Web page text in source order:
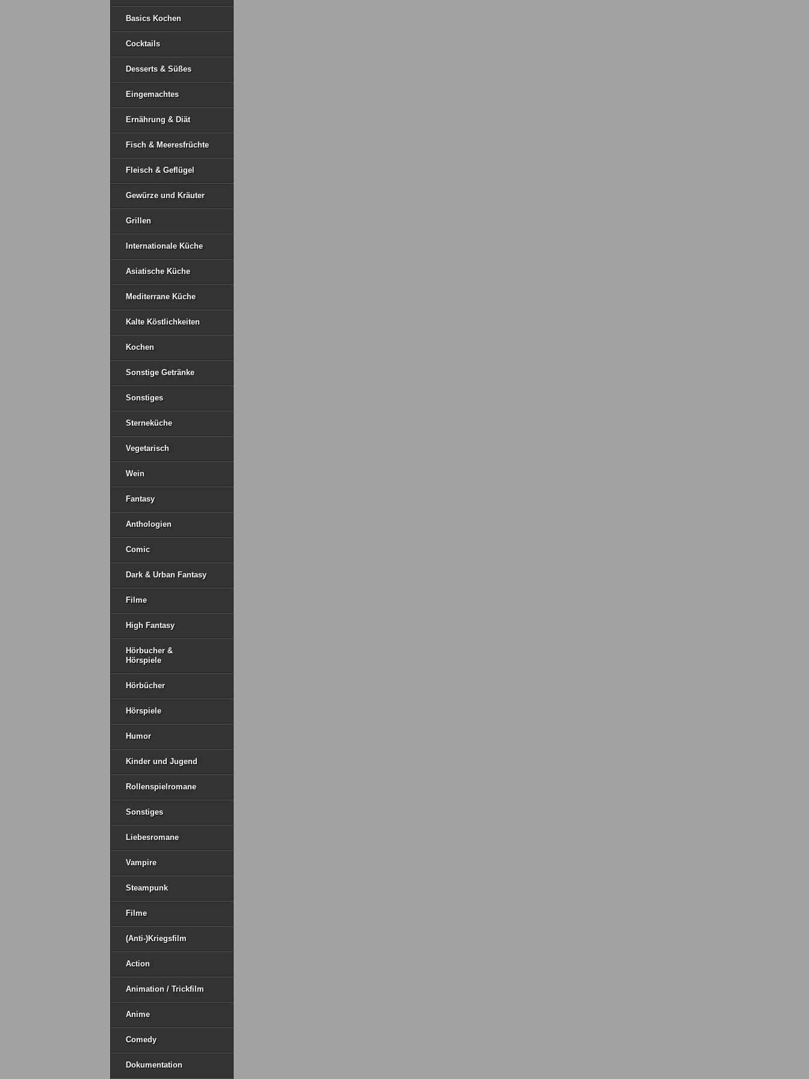
Basics Kochen
Cocktails
Desserts & Süßes
Eingemachtes
Ernährung & Diät
Fisch & Meeresfrüchte
Fleisch & Geflügel
Gewürze und Kräuter
Grillen
Internationale Küche
Asiatische Küche
Mediterrane Küche
Kalte Köstlichkeiten
Kochen
Sonstige Getränke
Sonstiges
Sterneküche
Vegetarisch
Wein
Fantasy
Anthologien
Comic
Dark & Urban Fantasy
Filme
High Fantasy
Hörbucher &
Hörspiele
Hörbücher
Hörspiele
Humor
Kinder und Jugend
Rollenspielromane
Sonstiges
Liebesromane
Vampire
Steampunk
Filme
(Anti-)Kriegsfilm
Action
Animation / Trickfilm
Anime
Comedy
Dokumentation